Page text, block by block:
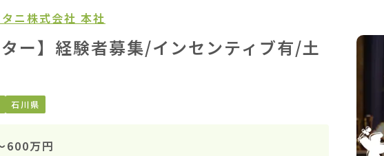
ニ株式会社 本社
ター】経験者募集/インセンティブ有/土
石川県
600万円